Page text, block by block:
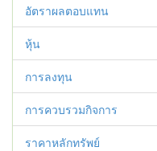
อัตราผลตอบแทน
หุ้น
การลงทุน
การควบรวมกิจการ
ราคาหลักทรัพย์